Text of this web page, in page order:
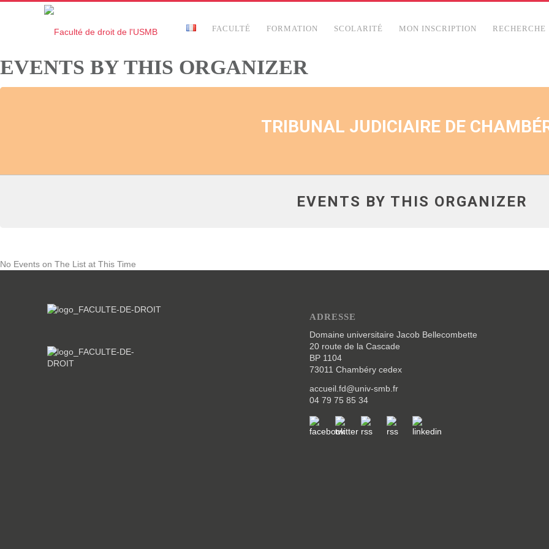
FACULTÉ FORMATION SCOLARITÉ MON INSCRIPTION RECHERCHE
EVENTS BY THIS ORGANIZER
TRIBUNAL JUDICIAIRE DE
EVENTS BY THIS ORGANIZER
No Events on The List at This Time
ADRESSE
Domaine universitaire Jacob Bellecombette
20 route de la Cascade
BP 1104
73011 Chambéry cedex
accueil.fd@univ-smb.fr
04 79 75 85 34